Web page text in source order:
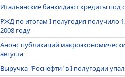
Итальянские банки дают кредиты под
РЖД по итогам I полугодия получило
2008 году
Анонс публикаций
августа
Выручка "Роснефти" в I полугодии